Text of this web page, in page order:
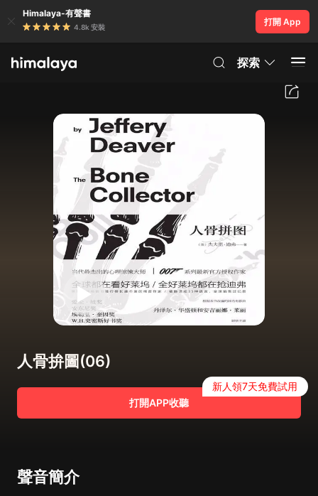
Himalaya-有聲書
4.8k 安裝
打開 App
探索
人骨拚圖(06)
打開APP收聽
新人領7天免費試用
聲音簡介